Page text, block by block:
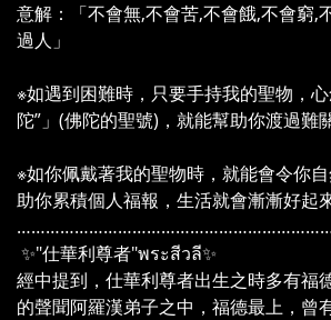
意解：「不會無,不會苦,不會餓,不會窮,
過人」
※如遇到困難時，只要手持我的聖物，
陀”」(佛陀的聖號)，就能幫助你渡過難關
※如你佩戴著我的聖物時，就能會令你
助你累積個人福報，生活就會漸漸好起來
✨"仕華利尊者"พระสีวลี✨
經中提到，仕華利尊者出生之時多有福
的聲聞阿羅漢弟子之中，福德最上，曾